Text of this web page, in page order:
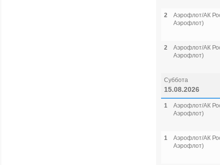
2
Аэрофлот/АК
Аэрофлот)
2
Аэрофлот/АК
Аэрофлот)
Суббота
15.08.2026
1
Аэрофлот/АК
Аэрофлот)
1
Аэрофлот/АК
Аэрофлот)